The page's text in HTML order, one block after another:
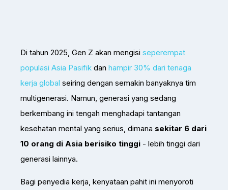
Di tahun 2025, Gen Z akan mengisi seperempat
populasi Asia Pasifik dan hampir 30% dari tenaga
kerja global seiring dengan semakin banyaknya tim
multigenerasi. Namun, generasi yang sedang
berkembang ini tengah menghadapi tantangan
kesehatan mental yang serius, dimana sekitar 6 dari
10 orang di Asia berisiko tinggi - lebih tinggi dari
generasi lainnya.
Bagi penyedia kerja, kenyataan pahit ini menyoroti